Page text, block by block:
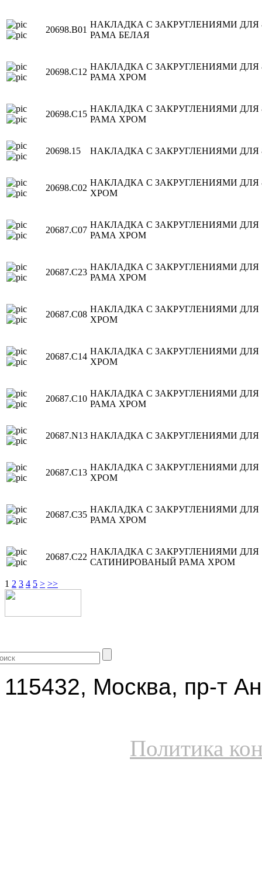
20698.B01
НАКЛАДКА С ЗАКРУГЛЕНИЯМИ ДЛЯ
РАМА БЕЛАЯ
20698.C12
НАКЛАДКА С ЗАКРУГЛЕНИЯМИ
РАМА ХРОМ
20698.C15
НАКЛАДКА С ЗАКРУГЛЕНИЯМИ
РАМА ХРОМ
20698.15 НАКЛАДКА С ЗАКРУГЛЕНИЯМИ
20698.C02
НАКЛАДКА С ЗАКРУГЛЕНИЯМИ
ХРОМ
20687.C07
НАКЛАДКА С ЗАКРУГЛЕНИЯМИ
РАМА ХРОМ
20687.C23
НАКЛАДКА С ЗАКРУГЛЕНИЯМИ
РАМА ХРОМ
20687.C08
НАКЛАДКА С ЗАКРУГЛЕНИЯМИ
ХРОМ
20687.C14
НАКЛАДКА С ЗАКРУГЛЕНИЯМИ
ХРОМ
20687.C10
НАКЛАДКА С ЗАКРУГЛЕНИЯМИ
РАМА ХРОМ
20687.N13 НАКЛАДКА С ЗАКРУГЛЕНИЯМИ ДЛЯ
20687.C13
НАКЛАДКА С ЗАКРУГЛЕНИЯМИ ДЛЯ
ХРОМ
20687.C35
НАКЛАДКА С ЗАКРУГЛЕНИЯМИ
РАМА ХРОМ
20687.C22
НАКЛАДКА С ЗАКРУГЛЕНИЯМИ ДЛЯ
САТИНИРОВАНЫЙ РАМА ХРОМ
1 2 3 4 5 > >>
115432, Москва, пр-т
Политика